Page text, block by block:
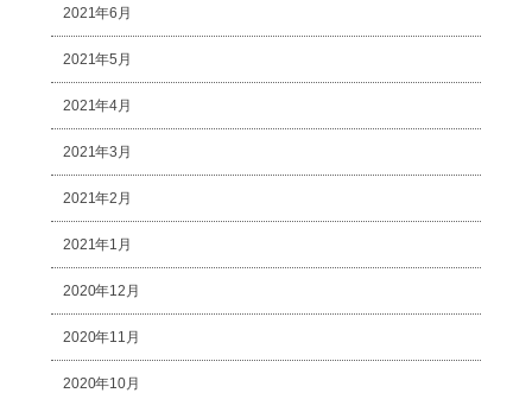
2021年6月
2021年5月
2021年4月
2021年3月
2021年2月
2021年1月
2020年12月
2020年11月
2020年10月